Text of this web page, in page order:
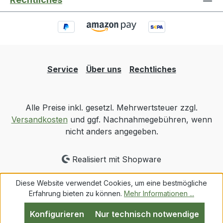
Service Über uns Rechtliches
Alle Preise inkl. gesetzl. Mehrwertsteuer zzgl.
Versandkosten und ggf. Nachnahmegebühren, wenn
nicht anders angegeben.
Realisiert mit Shopware
Diese Website verwendet Cookies, um eine bestmögliche
Erfahrung bieten zu können. Mehr Informationen ...
Nur technisch notwendige
Konfigurieren